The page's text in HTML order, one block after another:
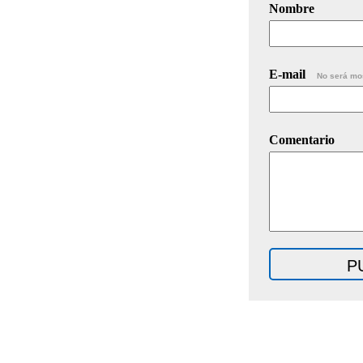
Nombre
E-mail No será
Comentario